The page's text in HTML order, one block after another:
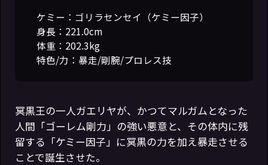
ケミー：ゴリラセンセイ（ケミー因子）
身長：221.0cm
体重：202.3kg
特色/力：暴走/剛腕/プロレス技
冥黒王の一人ガエリヤが、かつてマルガムとなった
人間「ゴーレム剛力」の強い悪意と、その体内に残
留する「ケミー因子」に冥黒の力を加え暴走させる
ことで誕生させた。